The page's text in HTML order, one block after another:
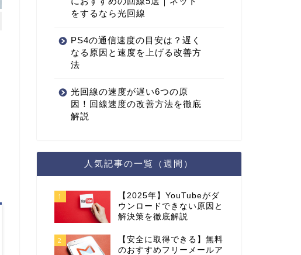
をするなら光回線
PS4の通信速度の目安は？遅く
なる原因と速度を上げる改善方
法
光回線の速度が遅い6つの原
因！回線速度の改善方法を徹底
解説
人気記事の一覧（週間）
1
【2025年】YouTubeがダ
ウンロードできない原因と
解決策を徹底解説
2
【安全に取得できる】無料
のおすすめフリーメールア